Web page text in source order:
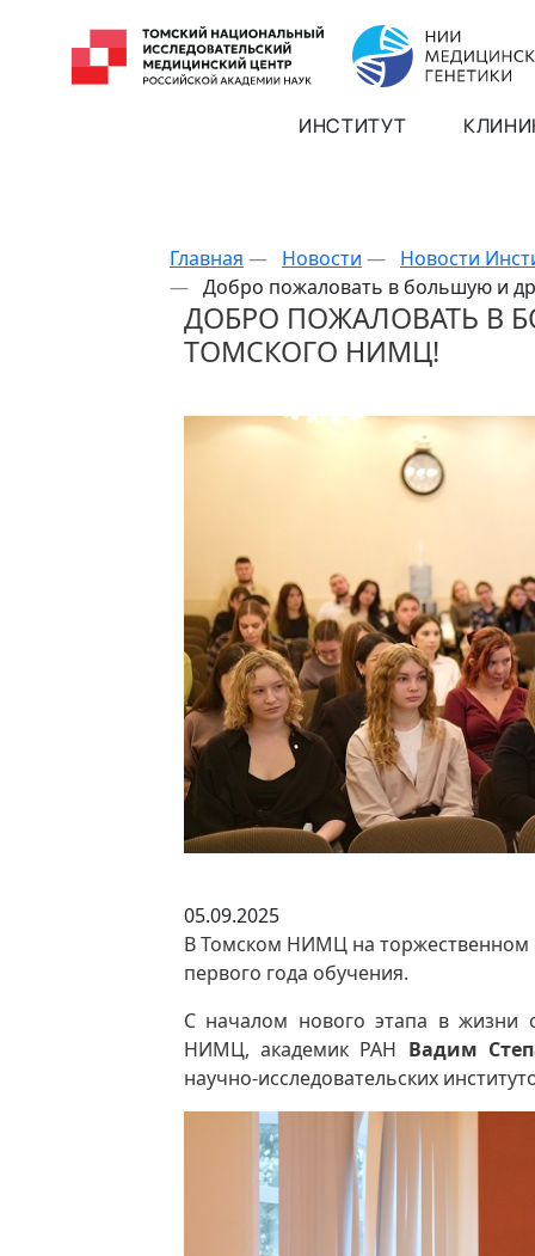
ИНСТИТУТ
Главная — Новости — Новости
— Добро пожаловать в большую и
ДОБРО ПОЖАЛОВАТЬ
ТОМСКОГО НИМЦ!
05.09.2025
В Томском НИМЦ на торжественном
первого года обучения.
С началом нового этапа в жизни
НИМЦ, академик РАН Вадим
научно-исследовательских